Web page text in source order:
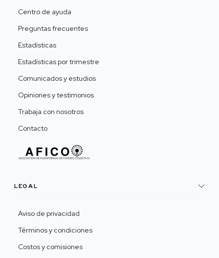
Centro de ayuda
Preguntas frecuentes
Estadísticas
Estadísticas por trimestre
Comunicados y estudios
Opiniones y testimonios
Trabaja con nosotros
Contacto
LEGAL
Aviso de privacidad
Términos y condiciones
Costos y comisiones